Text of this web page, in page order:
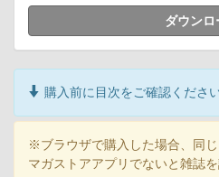
ダウンロ
購入前に目次をご確認くださ
※ブラウザで購入した場合、同
マガストアアプリでないと雑誌